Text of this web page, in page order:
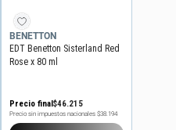
BENETTON
EDT Benetton Sisterland Red
Rose x 80 ml
Precio final$46.215
Precio sin impuestos nacionales $38.194